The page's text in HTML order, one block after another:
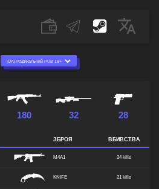
180 32 28
ЗБРОЯ ВБИВСТВА
M4A1 24 kills
KNIFE 21 kills